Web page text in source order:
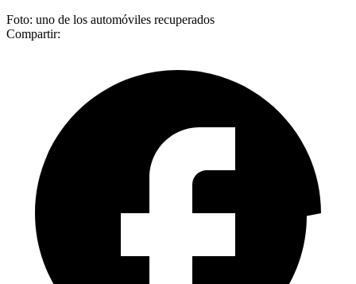
Foto: uno de los automóviles recuperados
Compartir: